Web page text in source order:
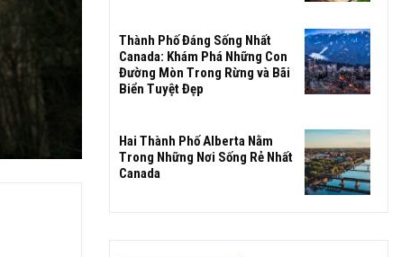
Thành Phố Đáng Sống Nhất
Canada: Khám Phá Những Con
Đường Mòn Trong Rừng và Bãi
Biển Tuyệt Đẹp
Hai Thành Phố Alberta Nằm
Trong Những Nơi Sống Rẻ Nhất
Canada